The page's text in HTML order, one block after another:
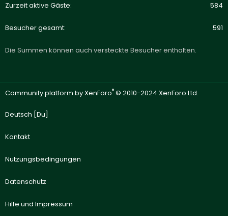
Zurzeit aktive Gäste 584
Besucher gesamt 591
Die Summen können auch versteckte Besucher enthalten.
Community platform by XenForo® © 2010-2024 XenForo Ltd.
Deutsch [Du]
Kontakt
Nutzungsbedingungen
Datenschutz
Hilfe und Impressum